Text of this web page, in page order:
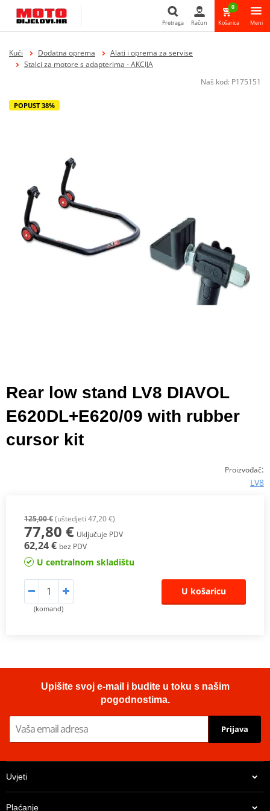
Pretraga Račun
0
Košarica Meni
Kući Dodatna oprema
Alati i oprema za servise
Stalci za motore s adapterima - AKCIJA
Naš kod: P175151
POPUST 38%
Rear low stand LV8 DIAVOL
E620DL+E620/09 with rubber
cursor kit
Proizvođač:
LV8
125,00 €(uštedjeti 47,20 €)
77,80 € Uključuje PDV
62,24 € bez PDV
U centralnom skladištu
(komand)
U košaricu
Upišite svoj e-mail i budite u toku s našim
pogodnostima.
Prijava
Uvjeti
Plaćanje